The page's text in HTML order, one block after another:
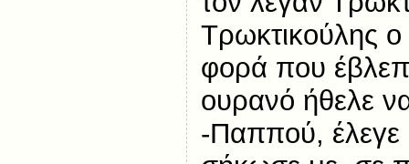
Τρωκτικούλης
φορά που
ουρανό ήθελε να
-Παππού,